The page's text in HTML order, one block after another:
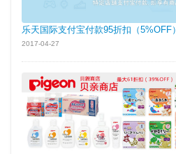
乐天国际支付宝付款95折扣（5%OFF）
2017-04-27